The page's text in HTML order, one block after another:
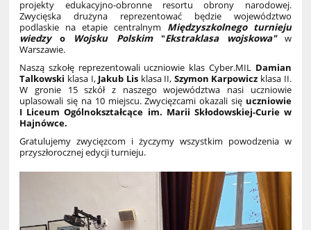
projekty edukacyjno-obronne resortu obrony narodowej.
Zwycięska drużyna reprezentować będzie województwo
podlaskie na etapie centralnym Międzyszkolnego turnieju
wiedzyo Wojsku Polskim "Ekstraklasa wojskowa"
w
Warszawie.
Naszą szkołę reprezentowali uczniowie klas Cyber.MIL Damian
Talkowski klasa I, Jakub Lisklasa II, Szymon Karpowicz klasa II.
W gronie 15 szkół z naszego województwa nasi uczniowie
uplasowali się na 10 miejscu. Zwycięzcami okazali się uczniowie
I Liceum Ogólnokształcące im. Marii Skłodowskiej-Curie w
Hajnówce.
Gratulujemy zwycięzcom i życzymy wszystkim powodzenia w
przyszłorocznej edycji turnieju.